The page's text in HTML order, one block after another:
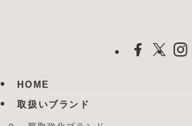
HOME
取扱いブランド